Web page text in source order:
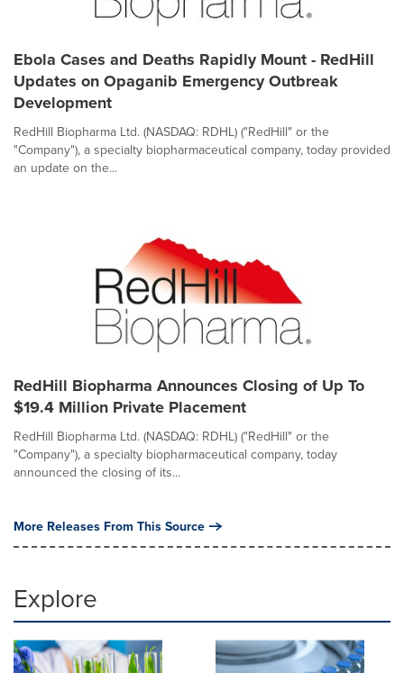
Ebola Cases and Deaths Rapidly Mount - RedHill
Updates on Opaganib Emergency Outbreak
Development
RedHill Biopharma Ltd. (NASDAQ: RDHL) ("RedHill" or the
"Company"), a specialty biopharmaceutical company, today provided
an update on the...
RedHill Biopharma Announces Closing of Up To
$19.4 Million Private Placement
RedHill Biopharma Ltd. (NASDAQ: RDHL) ("RedHill" or the
"Company"), a specialty biopharmaceutical company, today
announced the closing of its...
More Releases From This Source
Explore